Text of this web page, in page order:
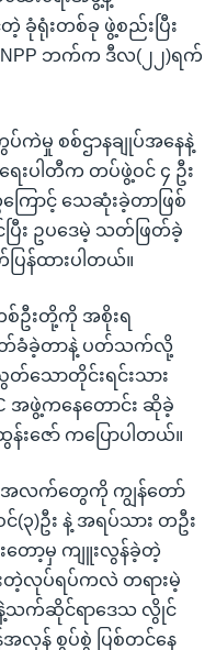
ခုံရုံးတစ်ခု ဖွဲ့စည်းပြီး
ဘက်က ဒီလ(၂၂)ရက်
ကဲမှု စစ်ဌာနချုပ်အနေနဲ့
းပါတီက တပ်ဖွဲ့ဝင် ၄ ဦး
ောင့် သေဆုံးခဲ့တာဖြစ်
ပြီး ဥပဒေမဲ့ သတ်ဖြတ်ခဲ့
န်ထားပါတယ်။
စ်ဦးတို့ကို အစိုးရ
တ်ခံခဲ့တာနဲ့ ပတ်သက်လို့
သောတိုင်းရင်းသား
အဖွဲ့ကနေတောင်း ဆိုခဲ့
းဇော် ကပြောပါတယ်။
က်အလက်တွေကို ကျွန်တော်
၃)ဦး နဲ့ အရပ်သား တဦး
တော့မှ ကျူးလွန်ခဲ့တဲ့
လုပ်ရပ်ကလဲ တရားမဲ့
နဲ့သက်ဆိုင်ရာဒေသ လွိုင်
အလှန် စွပ်စွဲ ပြစ်တင်နေ